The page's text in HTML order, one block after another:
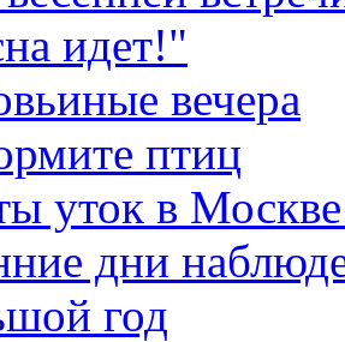
идет!"
вечера
птиц
уток в
дни
год